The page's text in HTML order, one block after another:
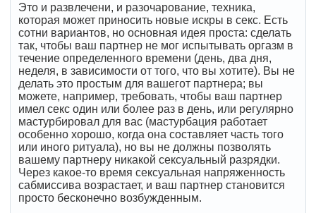
Это и развлечени, и разочарование, техника,
которая может приносить новые искры в секс. Есть
сотни вариантов, но основная идея проста: сделать
так, чтобы ваш партнер не мог испытывать оргазм в
течение определенного времени (день, два дня,
неделя, в зависимости от того, что вы хотите). Вы не
делать это простым для вашегот партнера; вы
можете, например, требовать, чтобы ваш партнер
имел секс один или более раз в день, или регулярно
мастурбировал для вас (мастурбация работает
особенно хорошо, когда она составляет часть того
или иного ритуала), но вы не должны позволять
вашему партнеру никакой сексуальный разрядки.
Через какое-то время сексуальная напряженность
сабмиссива возрастает, и ваш партнер становится
просто бесконечно возбужденным.